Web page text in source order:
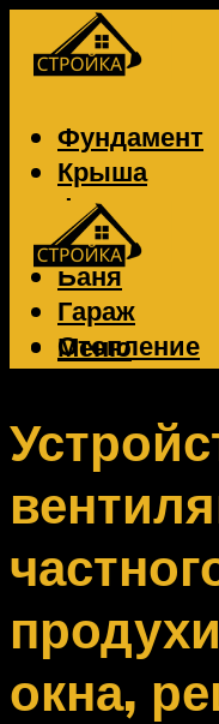
Фундамент
Крыша
Фасад
Забор
Баня
Гараж
Отопление
Вентиляция
Электрика
Меню
Меню
окна,